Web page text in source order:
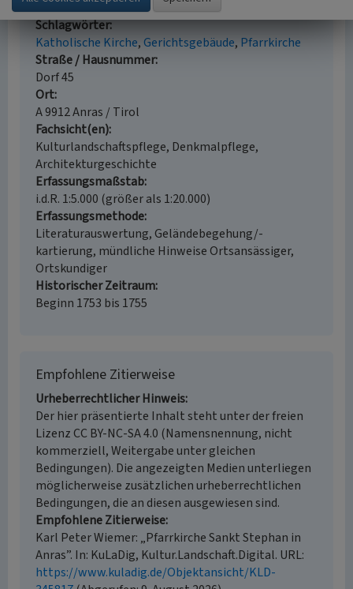
Schlagwörter
Katholische Kirche Gerichtsgebäude Pfarrkirche
Straße / Hausnummer
Dorf 45
Ort
A 9912 Anras / Tirol
Fachsicht(en)
Kulturlandschaftspflege, Denkmalpflege,
Architekturgeschichte
Erfassungsmaßstab
i.d.R. 1:5.000 (größer als 1:20.000)
Erfassungsmethode
Literaturauswertung, Geländebegehung/-
kartierung, mündliche Hinweise Ortsansässiger,
Ortskundiger
Historischer Zeitraum
Beginn 1753 bis 1755
Empfohlene Zitierweise
Urheberrechtlicher Hinweis
Der hier präsentierte Inhalt steht unter der freien
Lizenz CC BY-NC-SA 4.0 (Namensnennung, nicht
kommerziell, Weitergabe unter gleichen
Bedingungen). Die angezeigten Medien unterliegen
möglicherweise zusätzlichen urheberrechtlichen
Bedingungen, die an diesen ausgewiesen sind.
Empfohlene Zitierweise
Karl Peter Wiemer: „Pfarrkirche Sankt Stephan in
Anras”. In: KuLaDig, Kultur.Landschaft.Digital. URL:
https://www.kuladig.de/Objektansicht/KLD-